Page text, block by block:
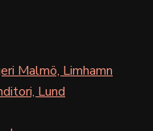
Malmö, Limhamn
Lund